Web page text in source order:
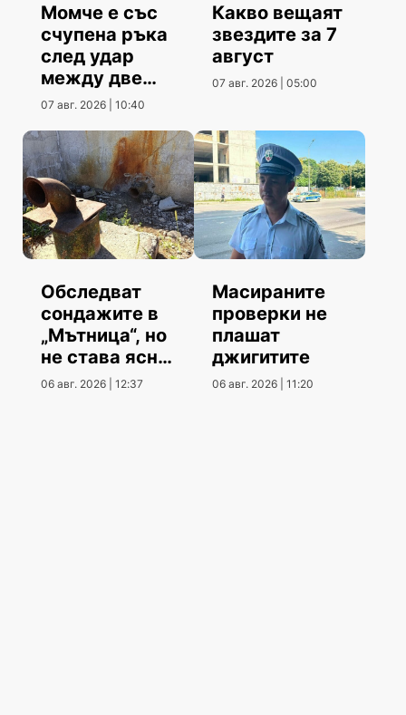
Момче е със
счупена ръка
след удар
между две
коли
07 авг. 2026 | 10:40
Какво вещаят
звездите за 7
август
07 авг. 2026 | 05:00
Обследват
сондажите в
„Мътница“, но
не става ясно
кога
06 авг. 2026 | 12:37
Масираните
проверки не
плашат
джигитите
06 авг. 2026 | 11:20